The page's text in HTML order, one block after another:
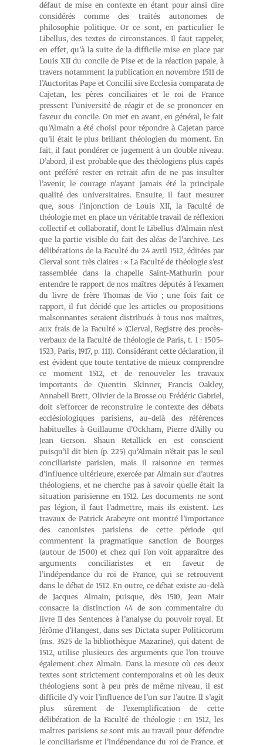
défaut de mise en contexte en étant pour ainsi dire
considérés comme des traités autonomes de
philosophie politique. Or ce sont, en particulier le
Libellus, des textes de circonstances. Il faut rappeler,
en effet, qu’à la suite de la difficile mise en place par
Louis XII du concile de Pise et de la réaction papale, à
travers notamment la publication en novembre 1511 de
l’Auctoritas Pape et Concilii sive Ecclesia comparata de
Cajetan, les pères conciliaires et le roi de France
pressent l’université de réagir et de se prononcer en
faveur du concile. On met en avant, en général, le fait
qu’Almain a été choisi pour répondre à Cajetan parce
qu’il était le plus brillant théologien du moment. En
fait, il faut pondérer ce jugement à un double niveau.
D’abord, il est probable que des théologiens plus capés
ont préféré rester en retrait afin de ne pas insulter
l’avenir, le courage n’ayant jamais été la principale
qualité des universitaires. Ensuite, il faut mesurer
que, sous l’injonction de Louis XII, la Faculté de
théologie met en place un véritable travail de réflexion
collectif et collaboratif, dont le Libellus d’Almain n’est
que la partie visible du fait des aléas de l’archive. Les
délibérations de la Faculté du 24 avril 1512, éditées par
Clerval sont très claires : « La Faculté de théologie s’est
rassemblée dans la chapelle Saint-Mathurin pour
entendre le rapport de nos maîtres députés à l’examen
du livre de frère Thomas de Vio ; une fois fait ce
rapport, il fut décidé que les articles ou propositions
malsonnantes seraient distribués à tous nos maîtres,
aux frais de la Faculté » (Clerval, Registre des procès-
verbaux de la Faculté de théologie de Paris, t. 1 : 1505-
1523, Paris, 1917, p. 111). Considérant cette déclaration, il
est évident que toute tentative de mieux comprendre
ce moment 1512, et de renouveler les travaux
importants de Quentin Skinner, Francis Oakley,
Annabell Brett, Olivier de la Brosse ou Frédéric Gabriel,
doit s’efforcer de reconstruire le contexte des débats
ecclésiologiques parisiens, au-delà des références
habituelles à Guillaume d’Ockham, Pierre d’Ailly ou
Jean Gerson. Shaun Retallick en est conscient
puisqu’il dit bien (p. 225) qu’Almain n’était pas le seul
conciliariste parisien, mais il raisonne en termes
d’influence ultérieure, exercée par Almain sur d’autres
théologiens, et ne cherche pas à savoir quelle était la
situation parisienne en 1512. Les documents ne sont
pas légion, il faut l’admettre, mais ils existent. Les
travaux de Patrick Arabeyre ont montré l’importance
des canonistes parisiens de cette période qui
commentent la pragmatique sanction de Bourges
(autour de 1500) et chez qui l’on voit apparaître des
arguments conciliaristes et en faveur de
l’indépendance du roi de France, qui se retrouvent
dans le débat de 1512. En outre, ce débat existe au-delà
de Jacques Almain, puisque, dès 1510, Jean Mair
consacre la distinction 44 de son commentaire du
livre II des Sentences à l’analyse du pouvoir royal. Et
Jérôme d’Hangest, dans ses Dictata super Politicorum
(ms. 3525 de la bibliothèque Mazarine), qui datent de
1512, utilise plusieurs des arguments que l’on trouve
également chez Almain. Dans la mesure où ces deux
textes sont strictement contemporains et où les deux
théologiens sont à peu près de même niveau, il est
difficile d’y voir l’influence de l’un sur l’autre. Il s’agit
plus sûrement de l’exemplification de cette
délibération de la Faculté de théologie : en 1512, les
maîtres parisiens se sont mis au travail pour défendre
le conciliarisme et l’indépendance du roi de France, et